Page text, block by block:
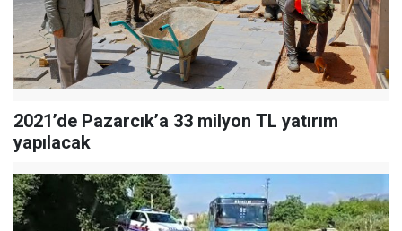
2021’de Pazarcık’a 33 milyon TL yatırım
yapılacak